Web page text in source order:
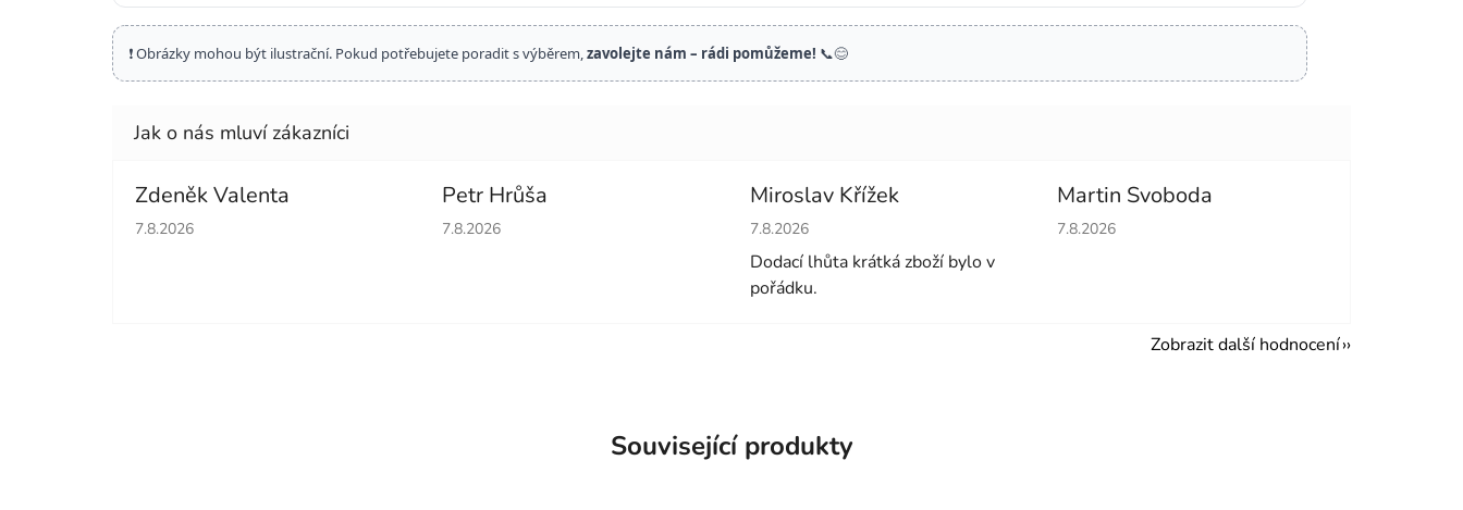
❗ Obrázky mohou být ilustrační. Pokud potřebujete poradit s výběrem,zavolejte nám – rádi pomůžeme! 📞😊
Zdeněk Valenta
Hodnocení obchodu je 5 z 5 hvězdiček.
7.8.2026
Petr Hrůša
Hodnocení obchodu je 5 z 5 hvězdiček.
7.8.2026
Miroslav Křížek
Hodnocení obchodu je 5 z 5 hvězdiček.
7.8.2026
Dodací lhůta krátká zboží bylo v
pořádku.
Martin Svoboda
Hodnocení obchodu je 5 z 5 hvězdiček.
7.8.2026
Zobrazit další hodnocení
Související produkty